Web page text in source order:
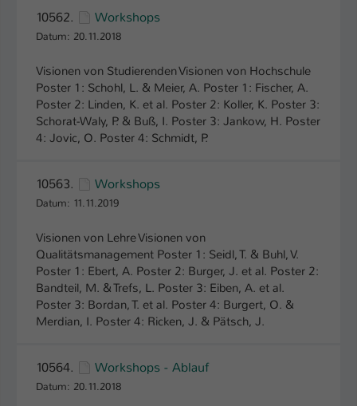
10562. Workshops
Datum: 20.11.2018
Visionen von Studierenden Visionen von Hochschule
Poster 1: Schohl, L. & Meier, A. Poster 1: Fischer, A.
Poster 2: Linden, K. et al. Poster 2: Koller, K. Poster 3:
Schorat-Waly, P. & Buß, I. Poster 3: Jankow, H. Poster
4: Jovic, O. Poster 4: Schmidt, P.
10563. Workshops
Datum: 11.11.2019
Visionen von Lehre Visionen von
Qualitätsmanagement Poster 1: Seidl, T. & Buhl, V.
Poster 1: Ebert, A. Poster 2: Burger, J. et al. Poster 2:
Bandteil, M. & Trefs, L. Poster 3: Eiben, A. et al.
Poster 3: Bordan, T. et al. Poster 4: Burgert, O. &
Merdian, I. Poster 4: Ricken, J. & Pätsch, J.
10564. Workshops - Ablauf
Datum: 20.11.2018
Zweck
generierte ID, für die historische
Speicherung Ihrer vorgenommen
Betreiber dies eingestellt hat.
Name fe_typo_user / PHPSESSID
1 Woche
Zweck
Cookie von TYPO3. Es speichert im Fall
eines Intranet-Logins die Session-ID. So
kann der eingeloggte Benutzer
wiedererkannt werden und es wird ihm
Zugang zu geschützten Bereichen
Name be_typo_user